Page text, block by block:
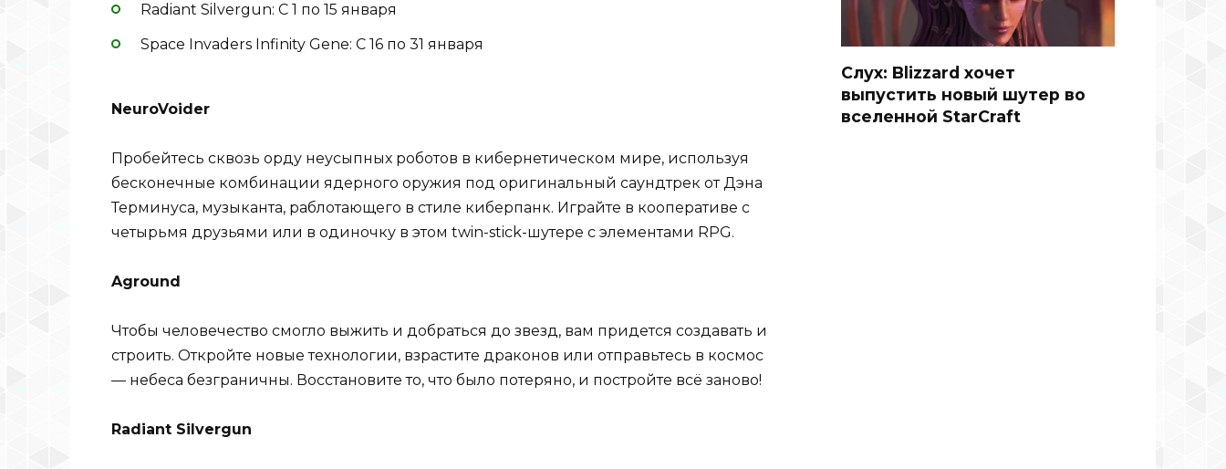
Radiant Silvergun: С 1 по 15 января
Space Invaders Infinity Gene: С 16 по 31 января
NeuroVoider
Пробейтесь сквозь орду неусыпных роботов в кибернетическом мире, используя
бесконечные комбинации ядерного оружия под оригинальный саундтрек от Дэна
Терминуса, музыканта, раблотающего в стиле киберпанк. Играйте в кооперативе с
четырьмя друзьями или в одиночку в этом twin-stick-шутере с элементами RPG.
Aground
Чтобы человечество смогло выжить и добраться до звезд, вам придется создавать и
строить. Откройте новые технологии, взрастите драконов или отправьтесь в космос
— небеса безграничны. Восстановите то, что было потеряно, и постройте всё заново!
Radiant Silvergun
Слух: Blizzard хочет
выпустить новый шутер во
вселенной StarCraft